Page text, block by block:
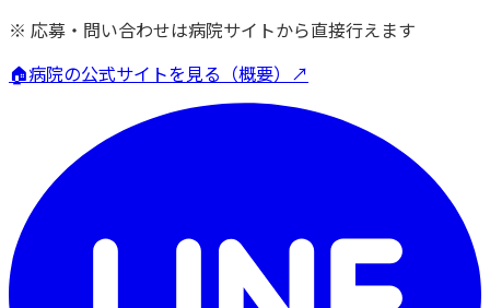
※ 応募・問い合わせは病院サイトから直接行えます
🏠病院の公式サイトを見る（概要）↗